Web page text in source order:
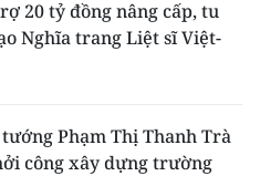
20 tỷ đồng nâng cấp, tu
Nghĩa trang Liệt sĩ Việt-
Phạm Thị Thanh Trà
công xây dựng trường